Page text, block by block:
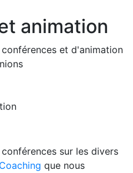
animation
et d'animation
sur les divers
Coaching que nous